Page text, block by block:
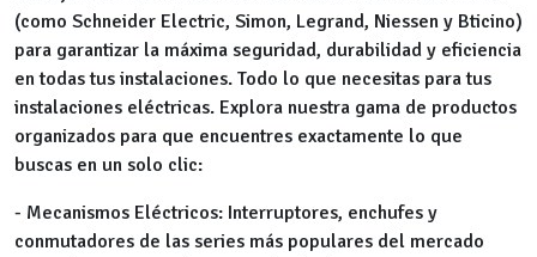
(como Schneider Electric, Simon, Legrand, Niessen y Bticino)
para garantizar la máxima seguridad, durabilidad y eficiencia
en todas tus instalaciones. Todo lo que necesitas para tus
instalaciones eléctricas. Explora nuestra gama de productos
organizados para que encuentres exactamente lo que
buscas en un solo clic:
- Mecanismos Eléctricos: Interruptores, enchufes y
conmutadores de las series más populares del mercado